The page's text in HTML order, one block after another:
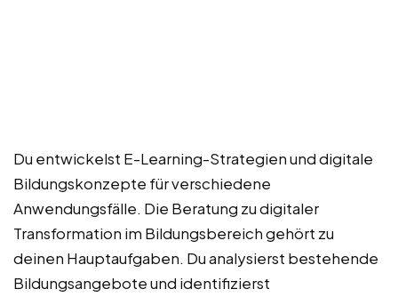
Du entwickelst E-Learning-Strategien und digitale
Bildungskonzepte für verschiedene
Anwendungsfälle. Die Beratung zu digitaler
Transformation im Bildungsbereich gehört zu
deinen Hauptaufgaben. Du analysierst bestehende
Bildungsangebote und identifizierst